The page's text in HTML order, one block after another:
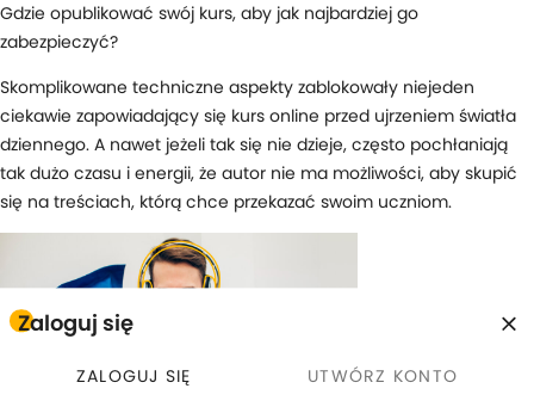
Zaloguj się
ZALOGUJ SIĘ UTWÓRZ KONTO
Gdzie opublikować swój kurs, aby jak najbardziej go
zabezpieczyć?
Skomplikowane techniczne aspekty zablokowały niejeden
ciekawie zapowiadający się kurs online przed ujrzeniem światła
dziennego. A nawet jeżeli tak się nie dzieje, często pochłaniają
tak dużo czasu i energii, że autor nie ma możliwości, aby skupić
się na treściach, którą chce przekazać swoim uczniom.